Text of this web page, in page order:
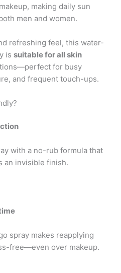
making daily sun
men and women.
refreshing feel, this water-
is suitable for all skin
for busy
and frequent touch-ups.
with a no-rub formula that
an invisible finish.
spray makes reapplying
free—even over makeup.